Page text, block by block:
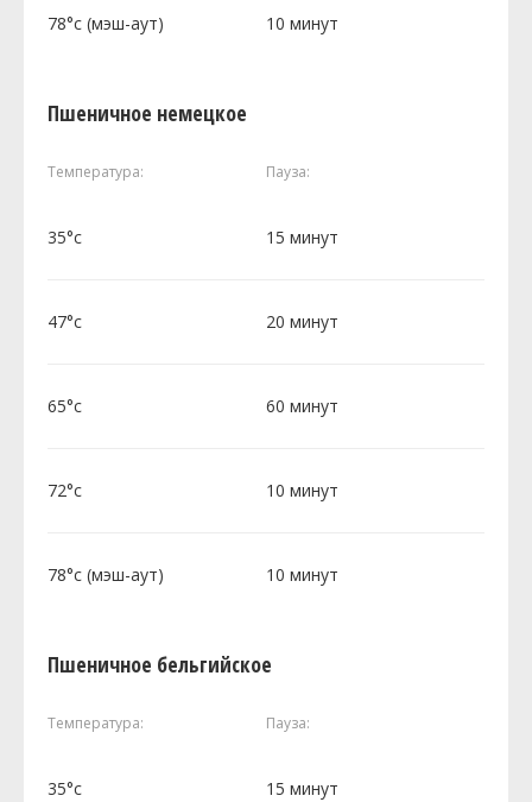
78°c (мэш-аут) 10 минут
Пшеничное немецкое
Температура: Пауза:
35°c 15 минут
47°c 20 минут
65°c 60 минут
72°c 10 минут
78°c (мэш-аут) 10 минут
Пшеничное бельгийское
Температура: Пауза:
35°c 15 минут